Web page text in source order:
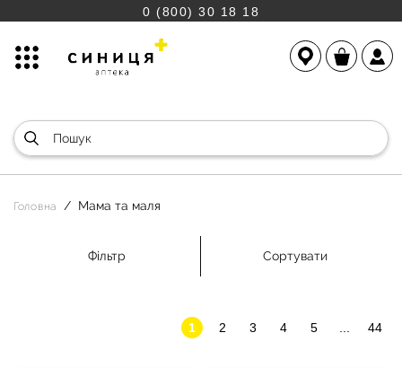
0 (800) 30 18 18
Головна Мама та маля
Фільтр Сортувати
1 2 3 4 5 44